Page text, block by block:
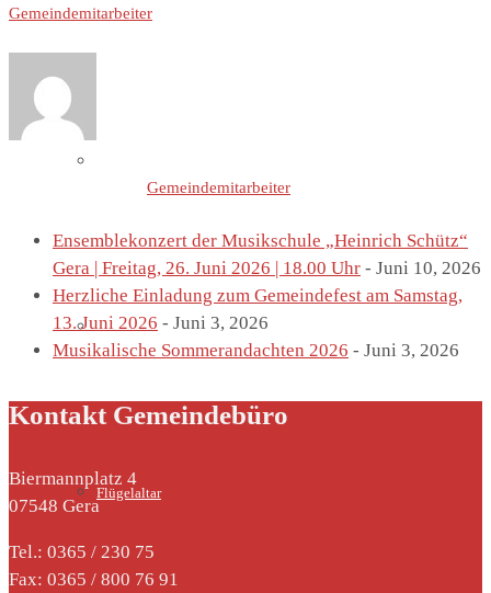
Geschichte St.Marien
Flügelaltar
Gemeindemitarbeiter
Gemeindemitarbeiter
Ensemblekonzert der Musikschule „Heinrich Schütz“
Gera | Freitag, 26. Juni 2026 | 18.00 Uhr - Juni 10, 2026
Herzliche Einladung zum Gemeindefest am Samstag,
13. Juni 2026 - Juni 3, 2026
Musikalische Sommerandachten 2026 - Juni 3, 2026
Kontakt Gemeindebüro
Biermannplatz 4
07548 Gera
Tel.: 0365 / 230 75
Fax: 0365 / 800 76 91